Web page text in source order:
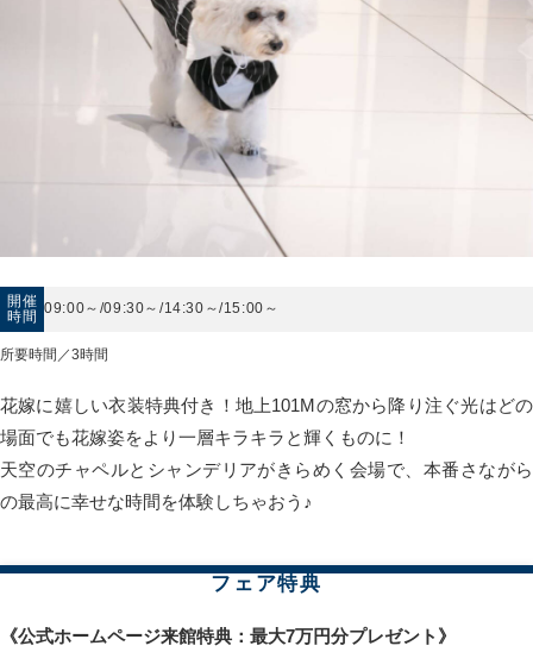
開催
時間 09:00～/09:30～/14:30～/15:00～
所要時間／3時間
花嫁に嬉しい衣装特典付き！地上101Mの窓から降り注ぐ光はどの
場面でも花嫁姿をより一層キラキラと輝くものに！
天空のチャペルとシャンデリアがきらめく会場で、本番さながら
の最高に幸せな時間を体験しちゃおう♪
フェア特典
《公式ホームページ来館特典：最大7万円分プレゼント》